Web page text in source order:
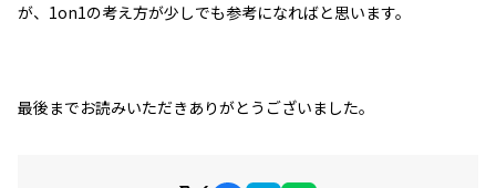
が、1on1の考え方が少しでも参考になればと思います。
最後までお読みいただきありがとうございました。